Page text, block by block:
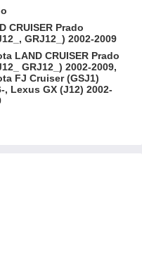
CRUISER Prado
GRJ12_) 2002-2009
LAND CRUISER Prado
GRJ12_) 2002-2009,
FJ Cruiser (GSJ1)
, Lexus GX (J12) 2002-